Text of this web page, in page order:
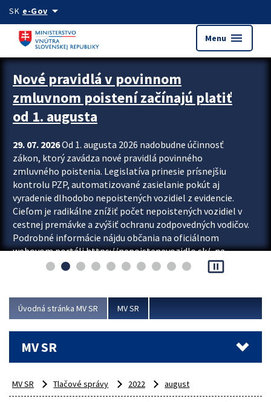
Preskocit na hlavný obsah
SK e-Govarrow_drop_down
Menu menu
Zastavit automatický posun upútavok
Nové pravidlá v povinnom
zmluvnom poistení začínajú platiť
od 1. augusta
29. 07. 2026Od 1. augusta 2026 nadobudne účinnosť
zákon, ktorý zavádza nové pravidlá povinného
zmluvného poistenia. Legislatíva prinesie prísnejšiu
kontrolu PZP, automatizované zasielanie pokút aj
vyradenie dlhodobo nepoistených vozidiel z evidencie.
Cieľom je radikálne znížiť počet nepoistených vozidiel v
cestnej premávke a zvýšiť ochranu zodpovedných vodičov.
Podrobné informácie nájdu občania na oficiálnom
webovom portáli https://nepoistenevozidlo.sk/, na
ktorom od augusta pribudne aj možnosť overiť si...
pause_presentation
Úvodná stránka MV SR MV SR
MV SR
MV SR Tlačové správy 2022 august